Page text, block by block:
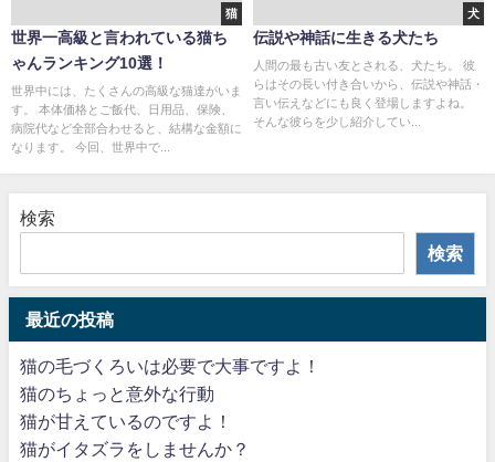
猫
世界一高級と言われている猫ち
ゃんランキング10選！
世界中には、たくさんの高級な猫達がいま
す。 本体価格とご飯代、日用品、保険、
病院代など全部合わせると、結構な金額に
なります。 今回、世界中で...
犬
伝説や神話に生きる犬たち
人間の最も古い友とされる、犬たち。 彼
らはその長い付き合いから、伝説や神話・
言い伝えなどにも良く登場しますよね。
そんな彼らを少し紹介してい...
検索
検索
最近の投稿
猫の毛づくろいは必要で大事ですよ！
猫のちょっと意外な行動
猫が甘えているのですよ！
猫がイタズラをしませんか？